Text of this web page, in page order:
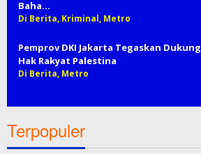
Baha…
Di Berita, Kriminal, Metro
Pemprov DKI Jakarta Tegaskan Dukung
Hak Rakyat Palestina
Di Berita, Metro
Terpopuler